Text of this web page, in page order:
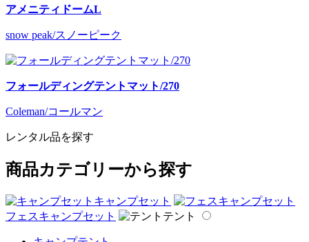
アメニティドームL
snow peak/スノーピーク
フォールディングテントマット/270
Coleman/コールマン
レンタル品を探す
商品カテゴリーから探す
キャンプセット
フェスキャンプセット
テント